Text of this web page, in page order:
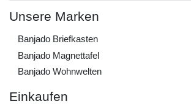
Unsere Marken
Banjado Briefkasten
Banjado Magnettafel
Banjado Wohnwelten
Einkaufen